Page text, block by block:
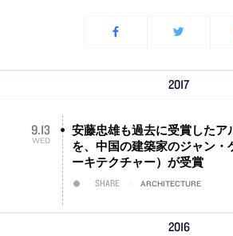
2017
9.13
WED
安藤忠雄も過去に受賞したア
を、中国の建築家のジャン・
ーキテクチャー）が受賞
SHARE ARCHITECTURE
2016